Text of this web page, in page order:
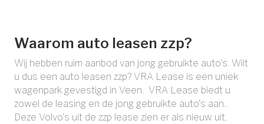
Waarom auto leasen zzp?
Wij hebben ruim aanbod van jong gebruikte auto's. Wilt
u dus een auto leasen zzp? VRA Lease is een uniek
wagenpark gevestigd in Veen. VRA Lease biedt u
zowel de leasing en de jong gebruikte auto's aan..
Deze Volvo's uit de zzp lease zien er als nieuw uit,